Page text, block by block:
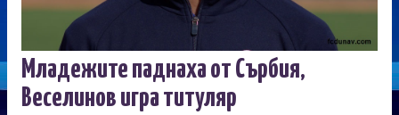
Младежите паднаха от Сърбия,
Веселинов игра титуляр